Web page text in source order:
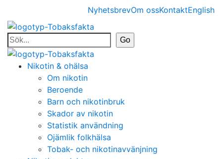
NyhetsbrevOm ossKontaktEnglish
Nikotin & ohälsa
Om nikotin
Beroende
Barn och nikotinbruk
Skador av nikotin
Statistik användning
Ojämlik folkhälsa
Tobak- och nikotinavvänjning